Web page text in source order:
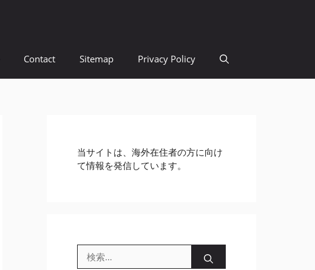
Contact Sitemap Privacy Policy
当サイトは、海外在住者の方に向け
て情報を発信しています。
検
索: